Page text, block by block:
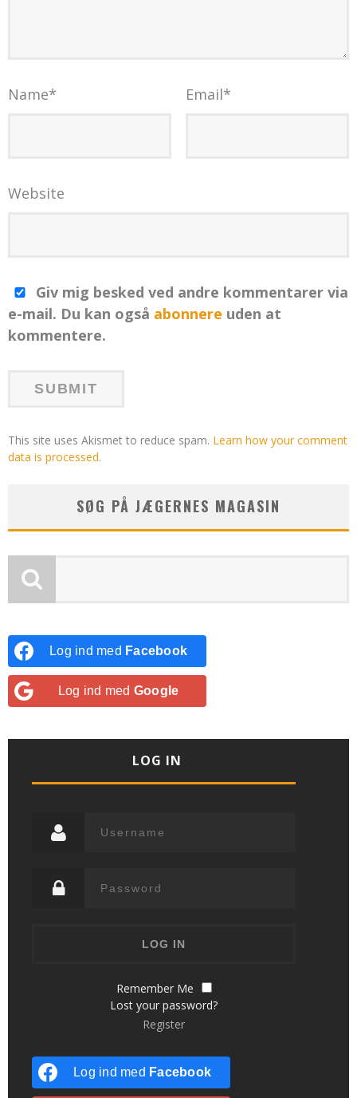
Name* Email*
Website
Giv mig besked ved andre kommentarer via
e-mail. Du kan også abonnere uden at
kommentere.
This site uses Akismet to reduce spam. Learn how your comment
data is processed.
SØG PÅ JÆGERNES MAGASIN
Log ind med Facebook
Log ind med Google
LOG IN
Remember Me
Lost your password?
Register
Log ind med Facebook